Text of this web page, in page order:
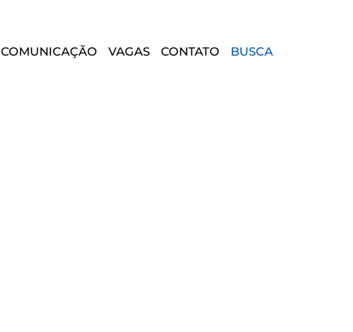
COMUNICAÇÃO VAGAS CONTATO BUSCA